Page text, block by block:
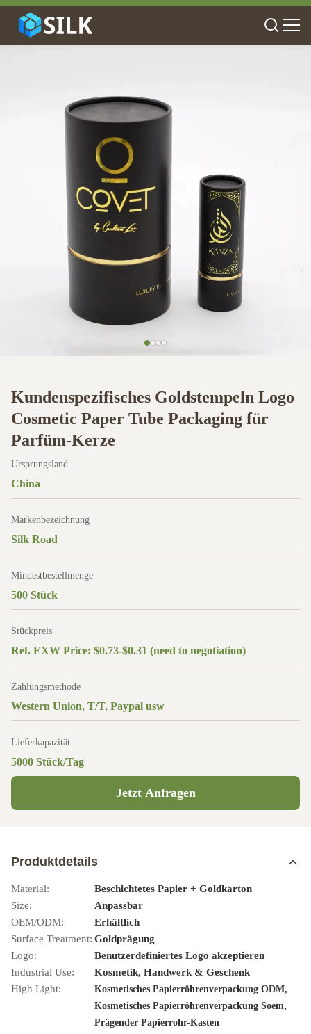
Kundenspezifisches Goldstempeln Logo
Cosmetic Paper Tube Packaging für
Parfüm-Kerze
Ursprungsland
China
Markenbezeichnung
Silk Road
Mindestbestellmenge
500 Stück
Stückpreis
Ref. EXW Price: $0.73-$0.31 (need to negotiation)
Zahlungsmethode
Western Union, T/T, Paypal usw
Lieferkapazität
5000 Stück/Tag
Jetzt Anfragen
Produktdetails
Material:
Beschichtetes Papier + Goldkarton
Size:
Anpassbar
OEM/ODM:
Erhältlich
Surface Treatment: Goldprägung
Logo:
Benutzerdefiniertes Logo akzeptieren
Industrial Use:
Kosmetik, Handwerk & Geschenk
High Light:
Kosmetisches Papierröhrenverpackung ODM,
Kosmetisches Papierröhrenverpackung Soem,
Prägender Papierrohr-Kasten